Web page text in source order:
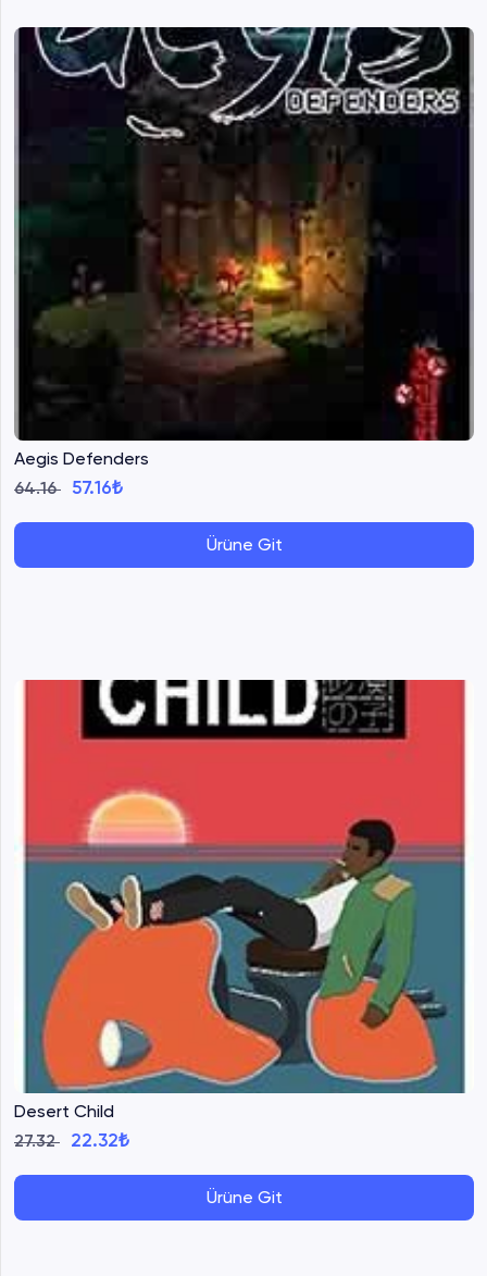
Aegis Defenders
64.16 57.16₺
Ürüne Git
Desert Child
27.32 22.32₺
Ürüne Git